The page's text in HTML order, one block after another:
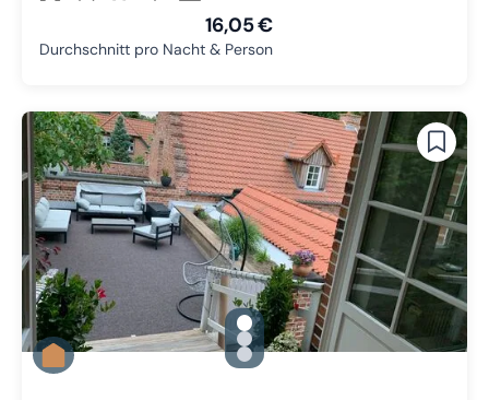
16,05 €
Durchschnitt pro Nacht & Person
gallery.slide_selector
Zu Slide 1 wechseln
Zu Slide 2 wechseln
Zu Slide 3 wechseln